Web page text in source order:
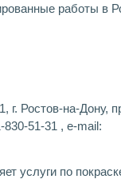
работы в
г. Ростов-на-Дону,
51-31 , e-mail:
услуги по